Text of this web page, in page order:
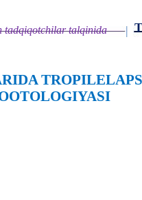
tadqiqotchilar talqinida |